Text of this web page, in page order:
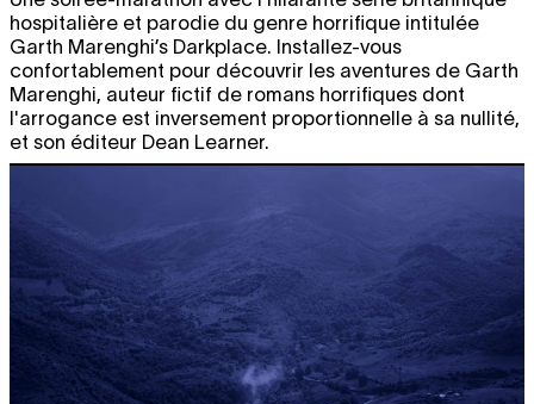
hospitalière et parodie du genre horrifique intitulée
Garth Marenghi’s Darkplace. Installez-vous
confortablement pour découvrir les aventures de Garth
Marenghi, auteur fictif de romans horrifiques dont
l'arrogance est inversement proportionnelle à sa nullité,
et son éditeur Dean Learner.